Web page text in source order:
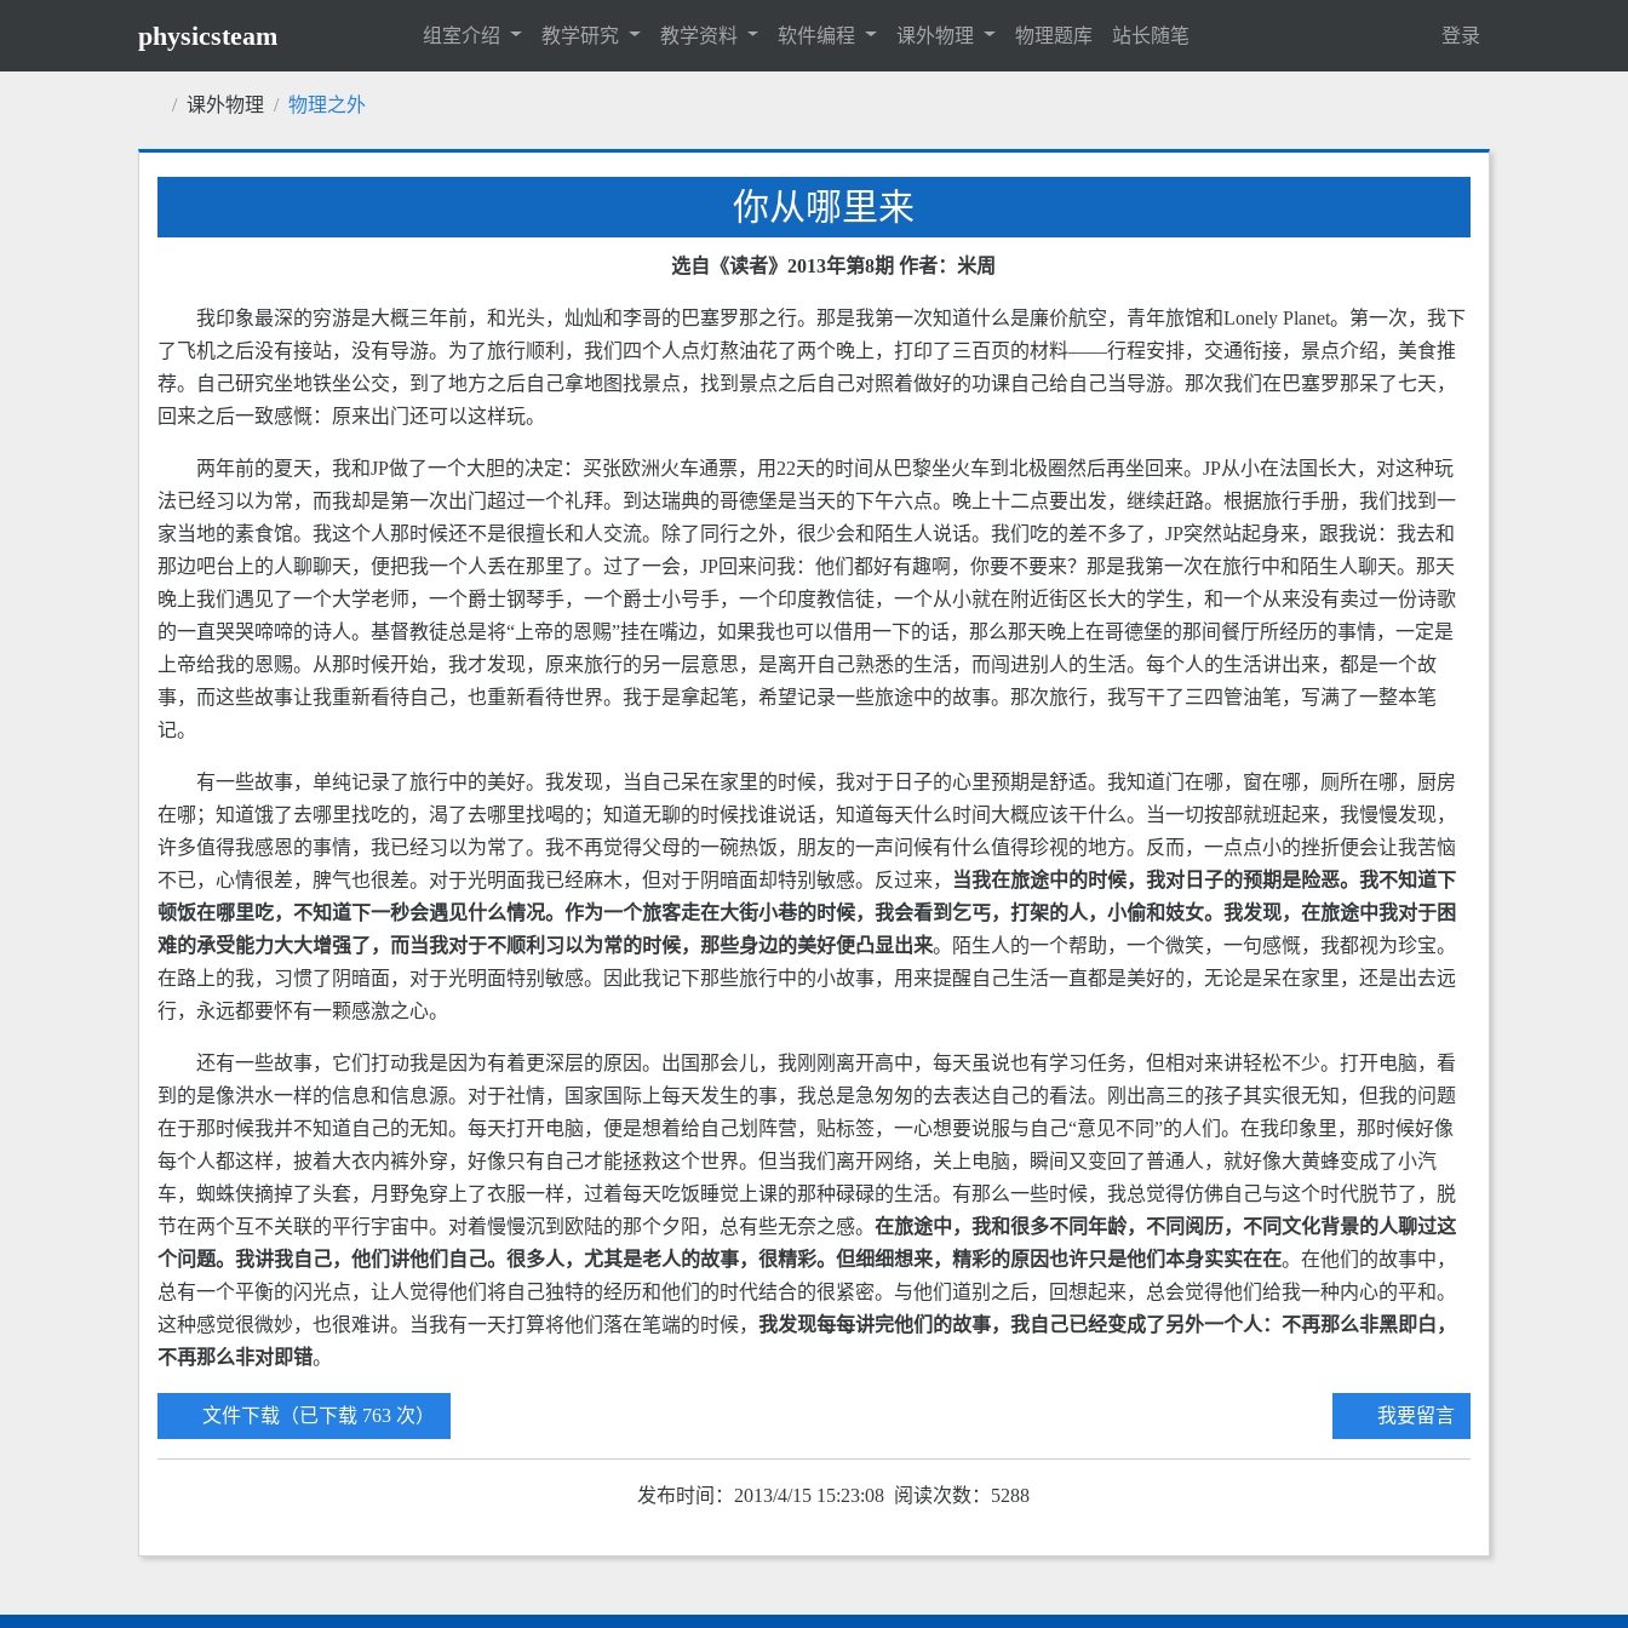
physicsteam 组室介绍 教学研究 教学资料 软件编程 课外物理 物理题库 站长随笔 登录
课外物理 物理之外
你从哪里来
选自《读者》2013年第8期 作者：米周
我印象最深的穷游是大概三年前，和光头，灿灿和李哥的巴塞罗那之行。那是我第一次知道什么是廉价航空，青年旅馆和Lonely Planet。第一次，我下
了飞机之后没有接站，没有导游。为了旅行顺利，我们四个人点灯熬油花了两个晚上，打印了三百页的材料——行程安排，交通衔接，景点介绍，美食推
荐。自己研究坐地铁坐公交，到了地方之后自己拿地图找景点，找到景点之后自己对照着做好的功课自己给自己当导游。那次我们在巴塞罗那呆了七天，
回来之后一致感慨：原来出门还可以这样玩。
两年前的夏天，我和JP做了一个大胆的决定：买张欧洲火车通票，用22天的时间从巴黎坐火车到北极圈然后再坐回来。JP从小在法国长大，对这种玩
法已经习以为常，而我却是第一次出门超过一个礼拜。到达瑞典的哥德堡是当天的下午六点。晚上十二点要出发，继续赶路。根据旅行手册，我们找到一
家当地的素食馆。我这个人那时候还不是很擅长和人交流。除了同行之外，很少会和陌生人说话。我们吃的差不多了，JP突然站起身来，跟我说：我去和
那边吧台上的人聊聊天，便把我一个人丢在那里了。过了一会，JP回来问我：他们都好有趣啊，你要不要来？那是我第一次在旅行中和陌生人聊天。那天
晚上我们遇见了一个大学老师，一个爵士钢琴手，一个爵士小号手，一个印度教信徒，一个从小就在附近街区长大的学生，和一个从来没有卖过一份诗歌
的一直哭哭啼啼的诗人。基督教徒总是将“上帝的恩赐”挂在嘴边，如果我也可以借用一下的话，那么那天晚上在哥德堡的那间餐厅所经历的事情，一定是
上帝给我的恩赐。从那时候开始，我才发现，原来旅行的另一层意思，是离开自己熟悉的生活，而闯进别人的生活。每个人的生活讲出来，都是一个故
事，而这些故事让我重新看待自己，也重新看待世界。我于是拿起笔，希望记录一些旅途中的故事。那次旅行，我写干了三四管油笔，写满了一整本笔
记。
有一些故事，单纯记录了旅行中的美好。我发现，当自己呆在家里的时候，我对于日子的心里预期是舒适。我知道门在哪，窗在哪，厕所在哪，厨房
在哪；知道饿了去哪里找吃的，渴了去哪里找喝的；知道无聊的时候找谁说话，知道每天什么时间大概应该干什么。当一切按部就班起来，我慢慢发现，
许多值得我感恩的事情，我已经习以为常了。我不再觉得父母的一碗热饭，朋友的一声问候有什么值得珍视的地方。反而，一点点小的挫折便会让我苦恼
不已，心情很差，脾气也很差。对于光明面我已经麻木，但对于阴暗面却特别敏感。反过来，
当我在旅途中的时候，我对日子的预期是险恶。我不知道下
顿饭在哪里吃，不知道下一秒会遇见什么情况。作为一个旅客走在大街小巷的时候，我会看到乞丐，打架的人，小偷和妓女。我发现，在旅途中我对于困
难的承受能力大大增强了，而当我对于不顺利习以为常的时候，那些身边的美好便凸显出来。陌生人的一个帮助，一个微笑，一句感慨，我都视为珍宝。
在路上的我，习惯了阴暗面，对于光明面特别敏感。因此我记下那些旅行中的小故事，用来提醒自己生活一直都是美好的，无论是呆在家里，还是出去远
行，永远都要怀有一颗感激之心。
还有一些故事，它们打动我是因为有着更深层的原因。出国那会儿，我刚刚离开高中，每天虽说也有学习任务，但相对来讲轻松不少。打开电脑，看
到的是像洪水一样的信息和信息源。对于社情，国家国际上每天发生的事，我总是急匆匆的去表达自己的看法。刚出高三的孩子其实很无知，但我的问题
在于那时候我并不知道自己的无知。每天打开电脑，便是想着给自己划阵营，贴标签，一心想要说服与自己“意见不同”的人们。在我印象里，那时候好像
每个人都这样，披着大衣内裤外穿，好像只有自己才能拯救这个世界。但当我们离开网络，关上电脑，瞬间又变回了普通人，就好像大黄蜂变成了小汽
车，蜘蛛侠摘掉了头套，月野兔穿上了衣服一样，过着每天吃饭睡觉上课的那种碌碌的生活。有那么一些时候，我总觉得仿佛自己与这个时代脱节了，脱
节在两个互不关联的平行宇宙中。对着慢慢沉到欧陆的那个夕阳，总有些无奈之感。 在旅途中，我和很多不同年龄，不同阅历，不同文化背景的人聊过这
个问题。我讲我自己，他们讲他们自己。很多人，尤其是老人的故事，很精彩。但细细想来，精彩的原因也许只是他们本身实实在在。在他们的故事中，
总有一个平衡的闪光点，让人觉得他们将自己独特的经历和他们的时代结合的很紧密。与他们道别之后，回想起来，总会觉得他们给我一种内心的平和。
这种感觉很微妙，也很难讲。当我有一天打算将他们落在笔端的时候， 我发现每每讲完他们的故事，我自己已经变成了另外一个人：不再那么非黑即白，
不再那么非对即错。
文件下载（已下载 763 次） 我要留言
发布时间：2013/4/15 15:23:08 阅读次数：5288